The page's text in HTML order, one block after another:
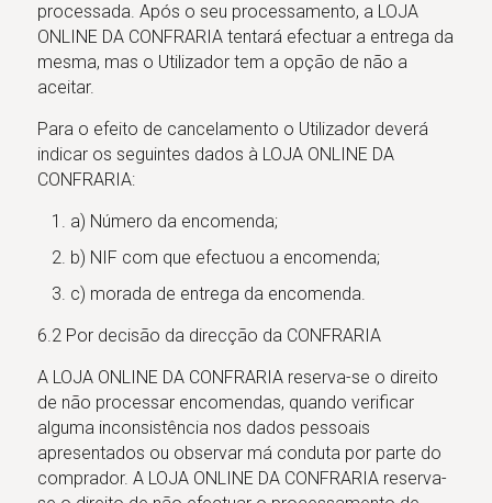
processada. Após o seu processamento, a LOJA
ONLINE DA CONFRARIA tentará efectuar a entrega da
mesma, mas o Utilizador tem a opção de não a
aceitar.
Para o efeito de cancelamento o Utilizador deverá
indicar os seguintes dados à LOJA ONLINE DA
CONFRARIA:
a) Número da encomenda;
b) NIF com que efectuou a encomenda;
c) morada de entrega da encomenda.
6.2 Por decisão da direcção da CONFRARIA
A LOJA ONLINE DA CONFRARIA reserva-se o direito
de não processar encomendas, quando verificar
alguma inconsistência nos dados pessoais
apresentados ou observar má conduta por parte do
comprador. A LOJA ONLINE DA CONFRARIA reserva-